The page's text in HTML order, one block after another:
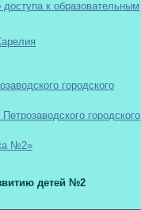
к образовательным
городского
городского
№2»
детей №2